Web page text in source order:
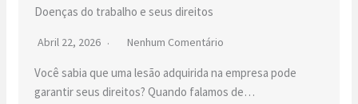
Doenças do trabalho e seus direitos
Abril 22, 2026 Nenhum Comentário
Você sabia que uma lesão adquirida na empresa pode
garantir seus direitos? Quando falamos de…